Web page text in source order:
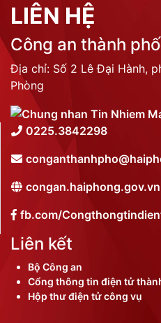
LIÊN HỆ
Công an thành
Địa chỉ: Số 2 Lê Đại Hành,
Phòng
0225.3842298
congan.haiphong.gov.vn
fb.com/
Liên kết
Bộ Công an
Cổng thông tin điện tử
Hộp thư điện tử công vụ